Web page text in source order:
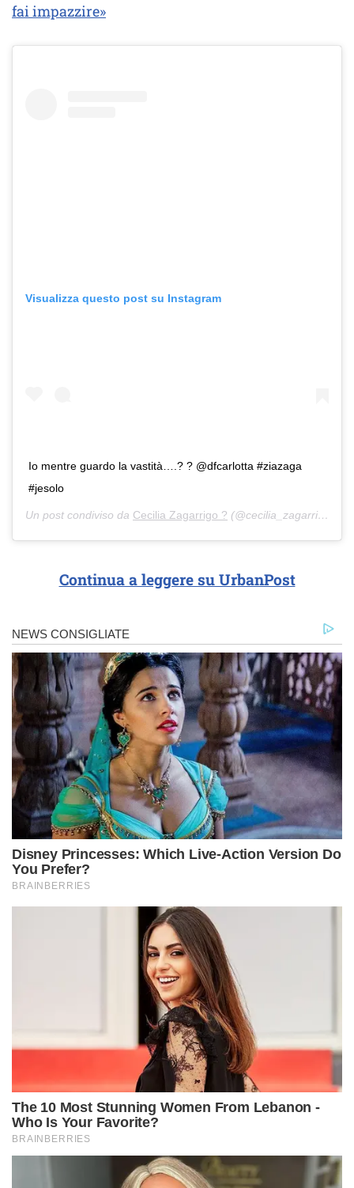
fai impazzire»
Visualizza questo post su Instagram
Io mentre guardo la vastità….? ? @dfcarlotta #ziazaga
#jesolo
Un post condiviso da Cecilia Zagarrigo ? (@cecilia_zagarrigo) in data:
Continua a leggere su UrbanPost